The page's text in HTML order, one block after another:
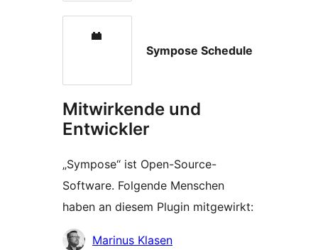
Sympose Schedule
Mitwirkende und
Entwickler
„Sympose“ ist Open-Source-
Software. Folgende Menschen
haben an diesem Plugin mitgewirkt:
Mitwirkende
Marinus Klasen